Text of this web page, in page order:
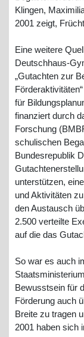
Klingen,
2001 zeigt,
Eine weitere
Deutschhaus-
„Gutachten zur
für
finanziert durch
Forschung
schulischen
Bundesrepublik
unterstützen,
und Aktivitäten
den Austausch
2.500 verteilte
auf die das
So war es auch
Bewusstsein für
Förderung auch
Breite zu tragen
2001 haben sich